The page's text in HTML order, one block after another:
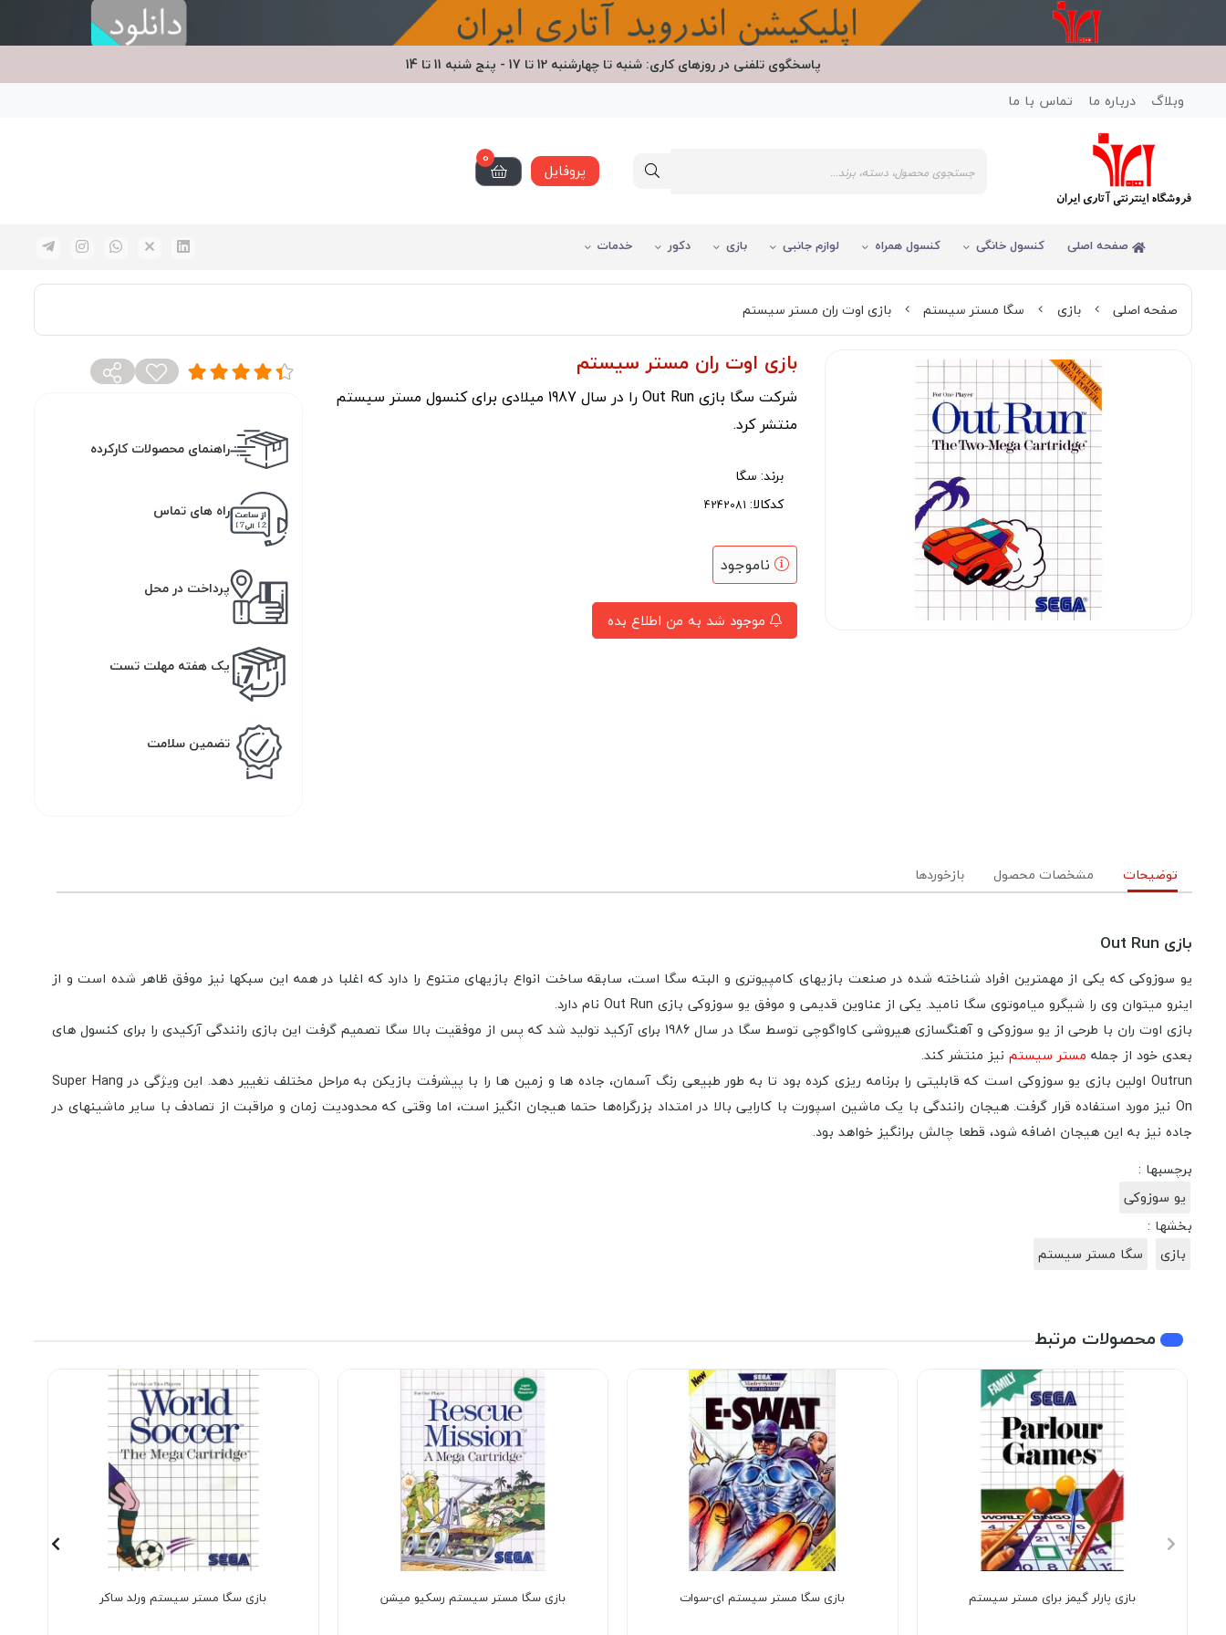
پاسخگوی تلفنی در روزهای کاری: شنبه تا چهارشنبه 12 تا 17 - پنج شنبه 11 تا 14
وبلاگ
درباره ما تماس با ما
پروفایل
0
صفحه اصلی کنسول خانگی کنسول همراه لوازم جانبی بازی دکور خدمات
صفحه اصلی بازی سگا مستر سیستم بازی اوت ران مستر سیستم
بازی اوت ران مستر سیستم
شرکت سگا بازی Out Run را در سال 1987 میلادی برای کنسول مستر سیستم
منتشر کرد.
برند: سگا
کدکالا:
ناموجود
موجود شد به من اطلاع بده
راهنمای محصولات کارکرده
راه های تماس
پرداخت در محل
یک هفته مهلت تست
تضمین سلامت
توضیحات مشخصات محصول بازخوردها
بازی Out Run
یو سوزوکی که یکی از مهمترین افراد شناخته شده در صنعت بازیهای کامپیوتری و البته سگا است، سابقه ساخت انواع بازیهای متنوع را دارد که اغلبا در همه این سبکها نیز موفق ظاهر شده است و از
اینرو میتوان وی را شیگرو میاموتوی سگا نامید. یکی از عناوین قدیمی و موفق یو سوزوکی بازی Out Run نام دارد.
بازی اوت ران با طرحی از یو سوزوکی و آهنگسازی هیروشی کاواگوچی توسط سگا در سال 1986 برای آرکید تولید شد که پس از موفقیت بالا سگا تصمیم گرفت این بازی رانندگی آرکیدی را برای کنسول های
بعدی خود از جمله مستر سیستم نیز منتشر کند.
Outrun اولین بازی یو سوزوکی است که قابلیتی را برنامه ریزی کرده بود تا به طور طبیعی رنگ آسمان، جاده ها و زمین ها را با پیشرفت بازیکن به مراحل مختلف تغییر دهد. این ویژگی در Super Hang
On نیز مورد استفاده قرار گرفت. هیجان رانندگی با یک ماشین اسپورت با کارایی بالا در امتداد بزرگراه‌ها حتما هیجان انگیز است، اما وقتی که محدودیت زمان و مراقبت از تصادف با سایر ماشینهای در
جاده نیز به این هیجان اضافه شود، قطعا چالش برانگیز خواهد بود.
برچسبها :
یو سوزوکی
بخشها :
بازی
سگا مستر سیستم
محصولات مرتبط
بازی پارلر گیمز برای مستر سیستم بازی سگا مستر سیستم ای-سوات بازی سگا مستر سیستم رسکیو میشن بازی سگا مستر سیستم ورلد ساکر